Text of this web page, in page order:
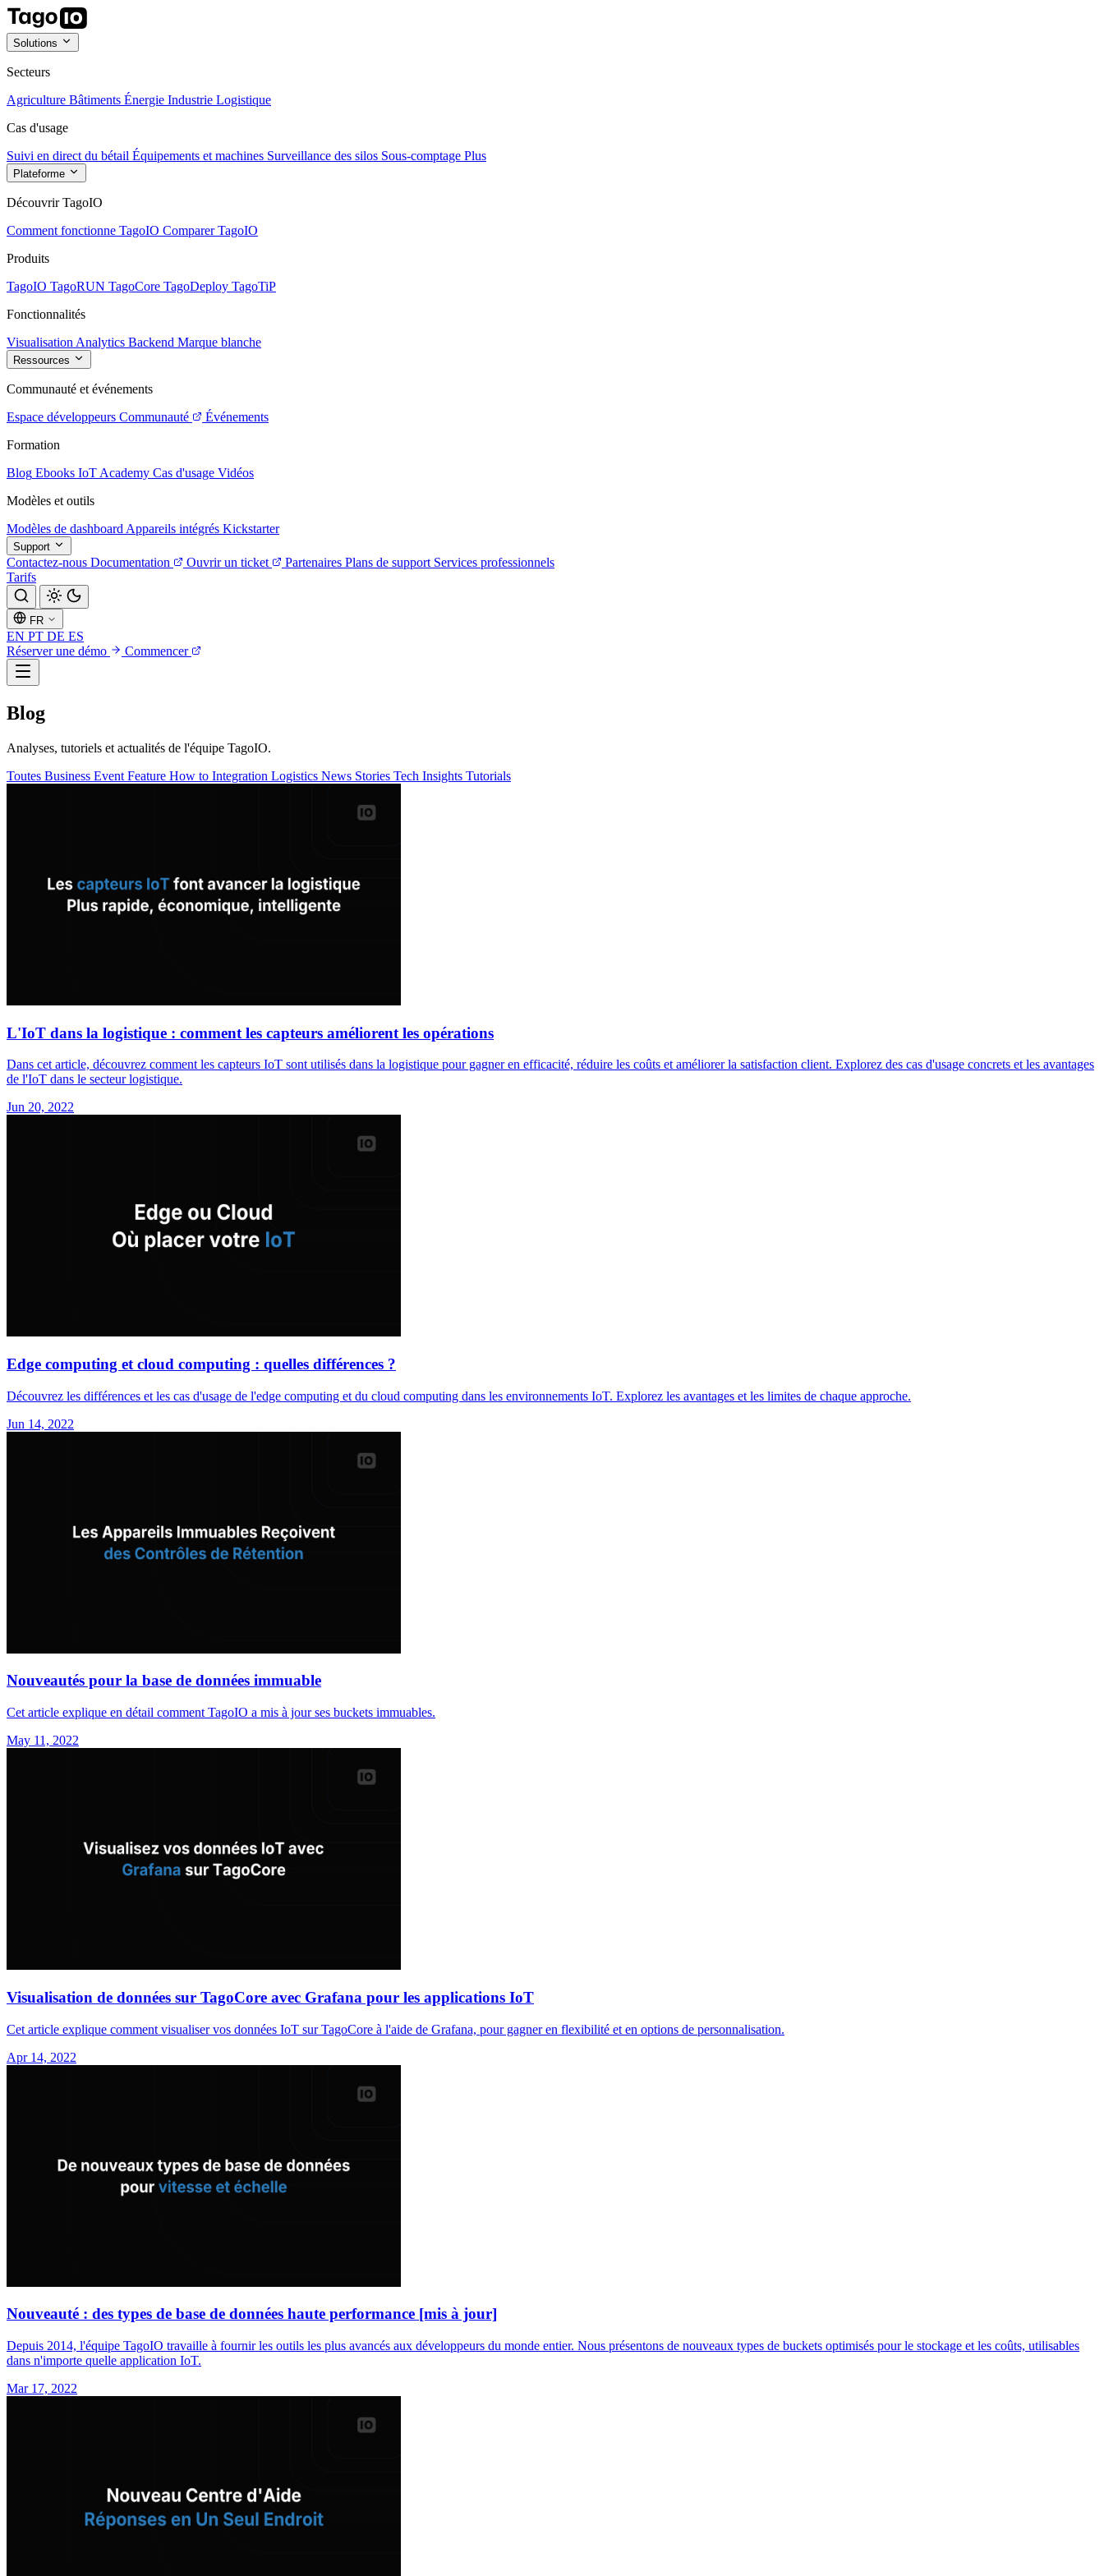
Solutions
Secteurs
Agriculture Bâtiments Énergie Industrie Logistique
Cas d'usage
Suivi en direct du bétail Équipements et machines Surveillance des silos Sous-comptage Plus
Plateforme
Découvrir TagoIO
Comment fonctionne TagoIO Comparer TagoIO
Produits
TagoIO TagoRUN TagoCore TagoDeploy TagoTiP
Fonctionnalités
Visualisation Analytics Backend Marque blanche
Ressources
Communauté et événements
Espace développeurs Communauté
Événements
Formation
Blog Ebooks IoT Academy Cas d'usage Vidéos
Modèles et outils
Modèles de dashboard Appareils intégrés Kickstarter
Support
Contactez-nous Documentation Ouvrir un ticket Partenaires Plans de support Services professionnels
Tarifs
FR
EN PT DE ES
Réserver une démo
Commencer
Blog
Analyses, tutoriels et actualités de l'équipe TagoIO.
Toutes Business Event Feature How to Integration Logistics News Stories Tech Insights Tutorials
L'IoT dans la logistique : comment les capteurs améliorent les opérations
Dans cet article, découvrez comment les capteurs IoT sont utilisés dans la logistique pour gagner en efficacité, réduire les coûts et améliorer la satisfaction client. Explorez des cas d'usage concrets et les avantages
de l'IoT dans le secteur logistique.
Jun 20, 2022
Edge computing et cloud computing : quelles différences ?
Découvrez les différences et les cas d'usage de l'edge computing et du cloud computing dans les environnements IoT. Explorez les avantages et les limites de chaque approche.
Jun 14, 2022
Nouveautés pour la base de données immuable
Cet article explique en détail comment TagoIO a mis à jour ses buckets immuables.
May 11, 2022
Visualisation de données sur TagoCore avec Grafana pour les applications IoT
Cet article explique comment visualiser vos données IoT sur TagoCore à l'aide de Grafana, pour gagner en flexibilité et en options de personnalisation.
Apr 14, 2022
Nouveauté : des types de base de données haute performance [mis à jour]
Depuis 2014, l'équipe TagoIO travaille à fournir les outils les plus avancés aux développeurs du monde entier. Nous présentons de nouveaux types de buckets optimisés pour le stockage et les coûts, utilisables
dans n'importe quelle application IoT.
Mar 17, 2022